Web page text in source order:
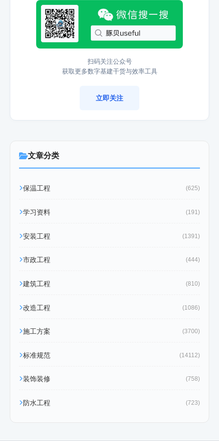
扫码关注公众号
获取更多数字基建干货与效率工具
立即关注
文章分类
保温工程 (625)
学习资料 (191)
安装工程 (1391)
市政工程 (444)
建筑工程 (810)
改造工程 (1086)
施工方案 (3700)
标准规范 (14112)
装饰装修 (758)
防水工程 (723)